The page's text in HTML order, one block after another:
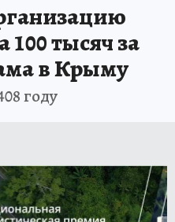
тысяч за
в Крыму
году